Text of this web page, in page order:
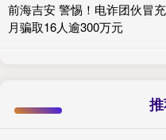
前海吉安 警惕！电诈团伙冒
月骗取16人逾300万元